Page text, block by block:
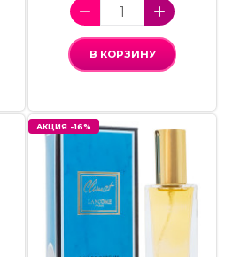
В КОРЗИНУ
АКЦИЯ -16%